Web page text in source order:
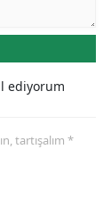
ediyorum
tartışalım *